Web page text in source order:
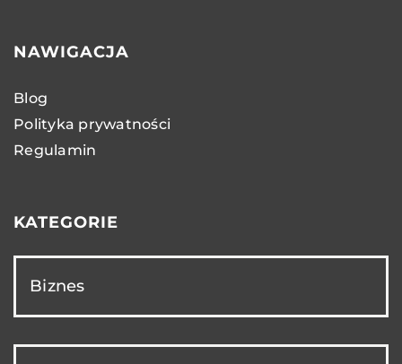
NAWIGACJA
Blog
Polityka prywatności
Regulamin
KATEGORIE
Biznes